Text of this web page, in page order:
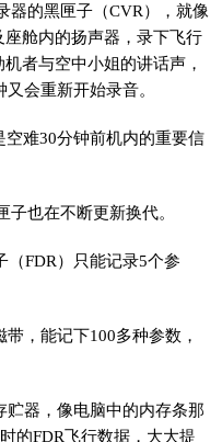
器的黑匣子（CVR），就像
舱内的扬声器，录下飞行
者与空中小姐的讲话声，
会重新开始录音。
难30分钟前机内的重要信
也在不断更新换代。
（FDR）只能记录5个参
，能记下100多种参数，
贮器，像电脑中的内存条那
的FDR飞行数据，大大提